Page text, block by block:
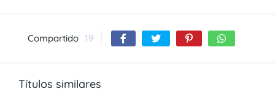
Compartido 19
Títulos similares